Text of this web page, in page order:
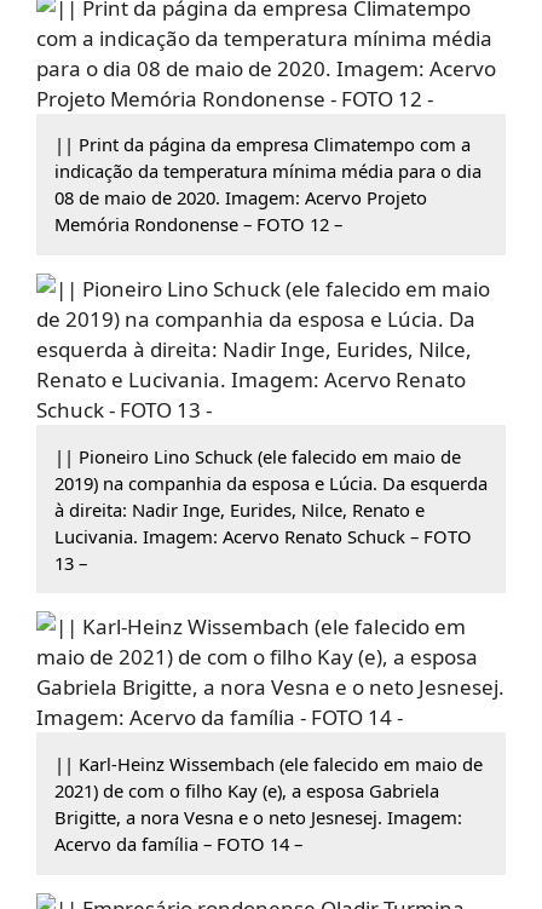
|| Print da página da empresa Climatempo com a
indicação da temperatura mínima média para o dia
08 de maio de 2020. Imagem: Acervo Projeto
Memória Rondonense – FOTO 12 –
|| Pioneiro Lino Schuck (ele falecido em maio de
2019) na companhia da esposa e Lúcia. Da esquerda
à direita: Nadir Inge, Eurides, Nilce, Renato e
Lucivania. Imagem: Acervo Renato Schuck – FOTO
13 –
|| Karl-Heinz Wissembach (ele falecido em maio de
2021) de com o filho Kay (e), a esposa Gabriela
Brigitte, a nora Vesna e o neto Jesnesej. Imagem:
Acervo da família – FOTO 14 –